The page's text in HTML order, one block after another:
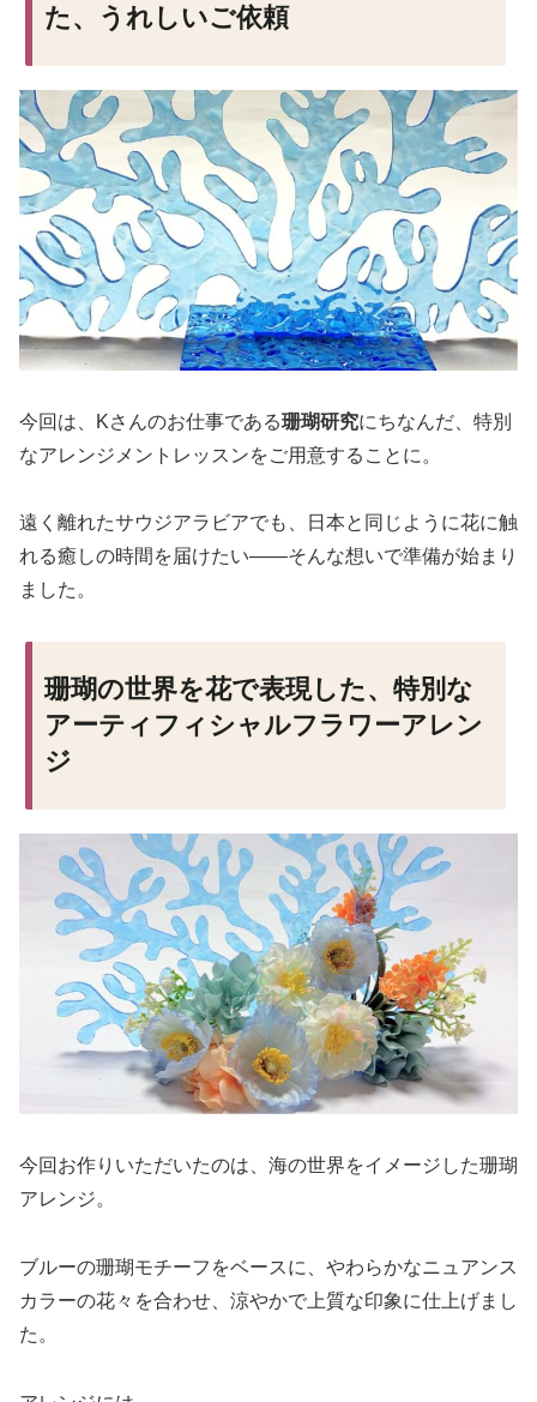
た、うれしいご依頼
今回は、Kさんのお仕事である珊瑚研究にちなんだ、特別
なアレンジメントレッスンをご用意することに。
遠く離れたサウジアラビアでも、日本と同じように花に触
れる癒しの時間を届けたい——そんな想いで準備が始まり
ました。
珊瑚の世界を花で表現した、特別な
アーティフィシャルフラワーアレン
ジ
今回お作りいただいたのは、海の世界をイメージした珊瑚
アレンジ。
ブルーの珊瑚モチーフをベースに、やわらかなニュアンス
カラーの花々を合わせ、涼やかで上質な印象に仕上げまし
た。